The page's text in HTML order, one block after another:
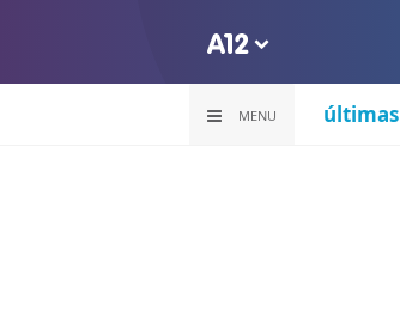
MENU últimas